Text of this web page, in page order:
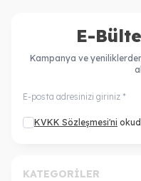
E-
Kampanya ve
KVKK Sözleşmesi'ni
KATEGORILER